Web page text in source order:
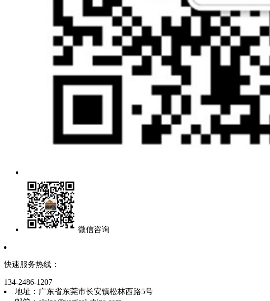
微信咨询
快速服务热线：
134-2486-1207
地址：广东省东莞市长安镇松林西路5号